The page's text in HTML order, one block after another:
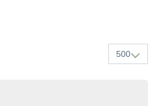
500